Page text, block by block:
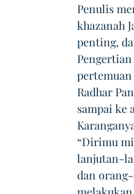
Penulis
khazanah
penting,
pertemuan
Radhar
sampai ke
“Dirimu
lanjutan-
dan